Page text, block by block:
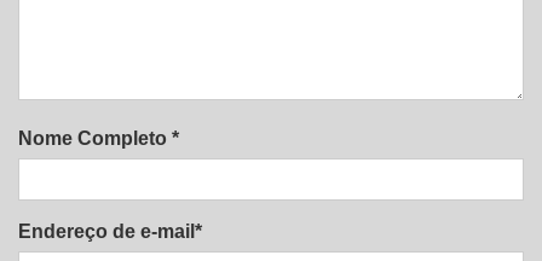
Nome Completo *
Endereço de e-mail*